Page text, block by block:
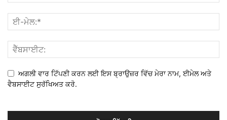
ਅਗਲੀ ਵਾਰ ਟਿੱਪਣੀ ਕਰਨ ਲਈ ਇਸ ਬ੍ਰਾਉਜ਼ਰ ਵਿੱਚ ਮੇਰਾ ਨਾਮ, ਈਮੇਲ ਅਤੇ
ਵੈਬਸਾਈਟ ਸੁਰੱਖਿਅਤ ਕਰੋ.